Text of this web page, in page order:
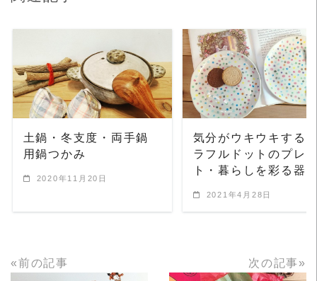
READ MORE
土鍋・冬支度・両手鍋
用鍋つかみ
2020年11月20日
READ MORE
気分がウキウキする
ラフルドットのプレ
ト・暮らしを彩る器
2021年4月28日
«前の記事 次の記事»